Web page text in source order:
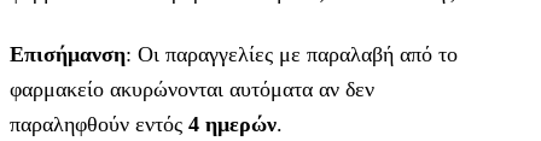
Επισήμανση: Οι παραγγελίες με παραλαβή από το
φαρμακείο ακυρώνονται αυτόματα αν δεν
παραληφθούν εντός 4 ημερών.